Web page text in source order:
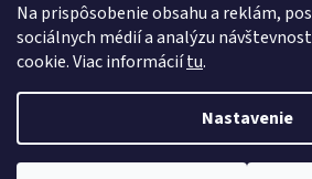
Na prispôsobenie obsahu a reklám,
sociálnych médií a analýzu
cookie. Viac informáciítu.
Nastavenie
Copyright 2026www.kancpapier.sk.